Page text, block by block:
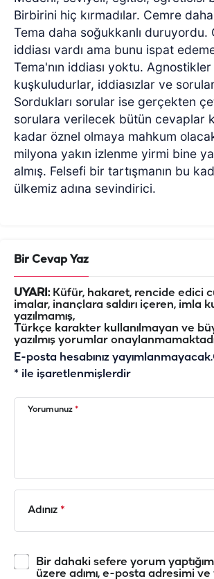
Birbirini hiç kırmadılar. Cemre
Tema daha soğukkanlı duruyordu.
iddiası vardı ama bunu ispat
Tema'nın iddiası yoktu.
kuşkuludurlar, iddiasızlar ve
Sordukları sorular ise gerçekten
sorulara verilecek bütün cevaplar
kadar öznel olmaya mahkum
milyona yakın izlenme yirmi bine
almış. Felsefi bir tartışmanın bu
ülkemiz adına sevindirici.
Bir Cevap Yaz
UYARI:Küfür, hakaret, rencide edici
imalar, inançlara saldırı içeren, imla
yazılmamış,
Türkçe karakter kullanılmayan ve
yazılmış yorumlar
E-posta hesabınız yayımlanmayacak.
* ile işaretlenmişlerdir
Yorumunuz *
Adınız *
Bir dahaki sefere yorum
üzere adımı, e-posta adresimi